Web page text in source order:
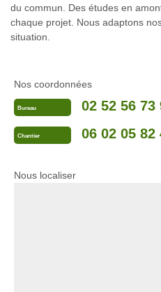
du commun. Des études en
chaque projet. Nous adaptons
situation.
Nos coordonnées
Bureau 02 52 56 73
Chantier 06 02 05 82
Nous localiser